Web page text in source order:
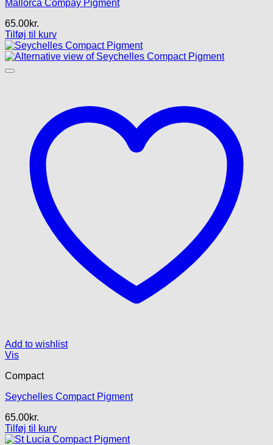
Mallorca Compay Pigment
65.00kr.
Tilføj til kurv
Add to wishlist
Vis
Compact
Seychelles Compact Pigment
65.00kr.
Tilføj til kurv